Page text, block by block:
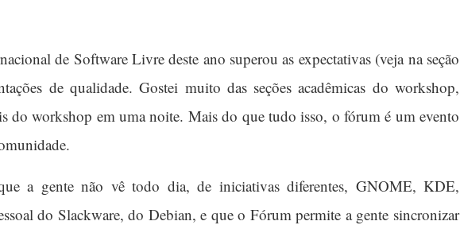
de Software Livre deste ano superou as expectativas (veja na seção
de qualidade. Gostei muito das seções acadêmicas do workshop,
do workshop em uma noite. Mais do que tudo isso, o fórum é um evento
a gente não vê todo dia, de iniciativas diferentes, GNOME, KDE,
do Slackware, do Debian, e que o Fórum permite a gente sincronizar